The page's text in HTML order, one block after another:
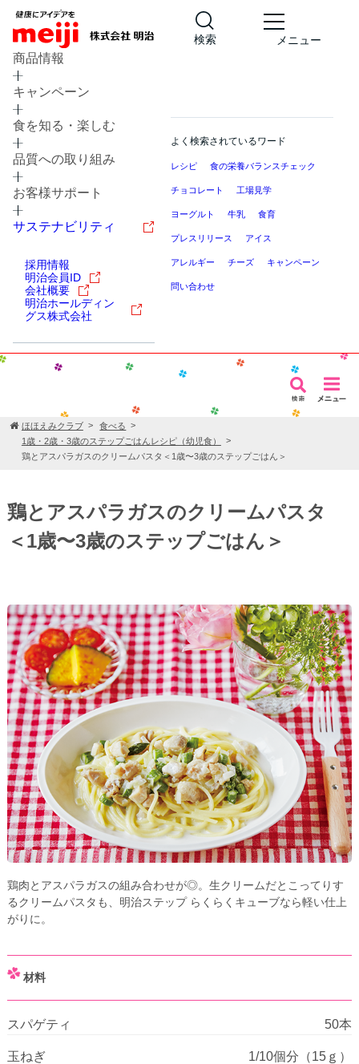
検索 メニュー
商品情報
キャンペーン
食を知る・楽しむ
品質への取り組み
お客様サポート
サステナビリティ
採用情報
明治会員ID
会社概要
明治ホールディン
グス株式会社
よく検索されているワード
レシピ 食の栄養バランスチェック
チョコレート 工場見学
ヨーグルト 牛乳 食育
プレスリリース アイス
アレルギー チーズ キャンペーン
問い合わせ
ほほえみクラブ
食べる
1歳・2歳・3歳のステップごはんレシピ（幼児食）
鶏とアスパラガスのクリームパスタ＜1歳〜3歳のステップごはん＞
鶏とアスパラガスのクリームパスタ
＜1歳〜3歳のステップごはん＞
鶏肉とアスパラガスの組み合わせが◎。生クリームだとこってりす
るクリームパスタも、明治ステップ らくらくキューブなら軽い仕上
がりに。
材料
スパゲティ 50本
玉ねぎ 1/10個分（15ｇ）